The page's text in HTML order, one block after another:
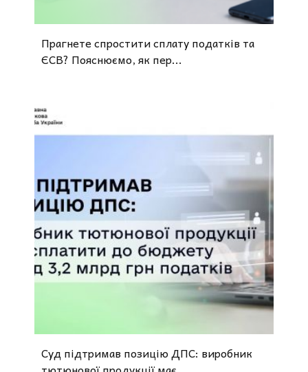
Прагнете спростити сплату податків та
ЄСВ? Пояснюємо, як пер...
Суд підтримав позицію ДПС: виробник